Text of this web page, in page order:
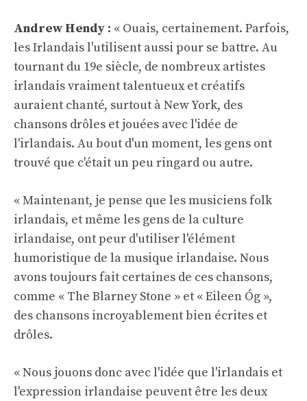
Andrew Hendy : « Ouais, certainement. Parfois,
les Irlandais l'utilisent aussi pour se battre. Au
tournant du 19e siècle, de nombreux artistes
irlandais vraiment talentueux et créatifs
auraient chanté, surtout à New York, des
chansons drôles et jouées avec l'idée de
l'irlandais. Au bout d'un moment, les gens ont
trouvé que c'était un peu ringard ou autre.
« Maintenant, je pense que les musiciens folk
irlandais, et même les gens de la culture
irlandaise, ont peur d'utiliser l'élément
humoristique de la musique irlandaise. Nous
avons toujours fait certaines de ces chansons,
comme « The Blarney Stone » et « Eileen Óg »,
des chansons incroyablement bien écrites et
drôles.
« Nous jouons donc avec l'idée que l'irlandais et
l'expression irlandaise peuvent être les deux